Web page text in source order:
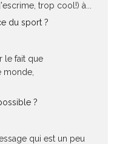
trop cool!) à...
du sport ?
le fait que
monde,
?
qui est un peu